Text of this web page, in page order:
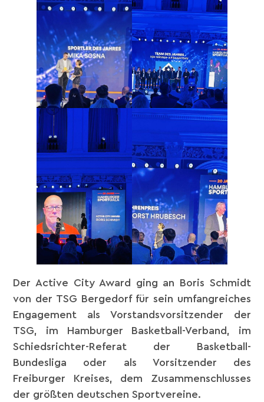
Der Active City Award ging an Boris Schmidt
von der TSG Bergedorf für sein umfangreiches
Engagement als Vorstandsvorsitzender der
TSG, im Hamburger Basketball-Verband, im
Schiedsrichter-Referat der Basketball-
Bundesliga oder als Vorsitzender des
Freiburger Kreises, dem Zusammenschlusses
der größten deutschen Sportvereine.